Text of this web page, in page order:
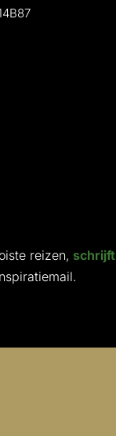
reizen, schrijft